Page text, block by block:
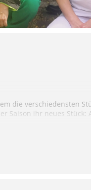
die verschiedensten
ihr neues Stück:
abgeschlossen und
Freude währt nicht
bevor es zu spät ist?